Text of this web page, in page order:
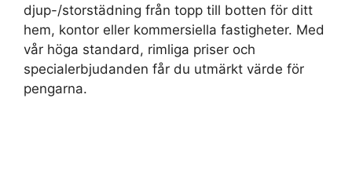
djup-/storstädning från topp till botten för ditt
hem, kontor eller kommersiella fastigheter. Med
vår höga standard, rimliga priser och
specialerbjudanden får du utmärkt värde för
pengarna.